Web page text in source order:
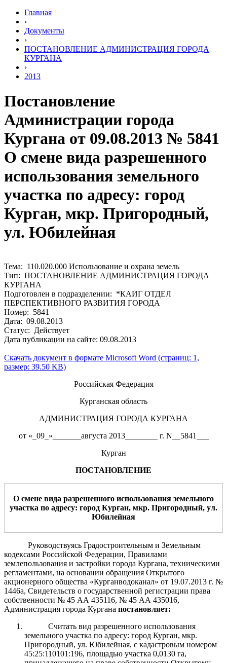
Главная
›
Документы
›
ПОСТАНОВЛЕНИЕ АДМИНИСТРАЦИЯ ГОРОДА
КУРГАНА
›
2013
Постановление
Администрации города
Кургана от 09.08.2013 № 5841
О смене вида разрешенного
использования земельного
участка по адресу: город
Курган, мкр. Пригородный,
ул. Юбилейная
Тема: 110.020.000 Использование и охрана земель
Тип: ПОСТАНОВЛЕНИЕ АДМИНИСТРАЦИЯ ГОРОДА
КУРГАНА
Подготовлен в подразделении: *КАИГ ОТДЕЛ
ПЕРСПЕКТИВНОГО РАЗВИТИЯ ГОРОДА
Номер: 5841
Дата: 09.08.2013
Статус: Действует
Дата публикации на сайте: 09.08.2013
Скачать документ в формате Microsoft Word (страниц: 1,
размер: 39.50 KB)
Российская Федерация
Курганская область
АДМИНИСТРАЦИЯ ГОРОДА КУРГАНА
от «_09_»_______августа 2013________ г. N__5841___
Курган
ПОСТАНОВЛЕНИЕ
О смене вида разрешенного использования земельного
участка по адресу: город Курган, мкр. Пригородный, ул.
Юбилейная
Руководствуясь Градостроительным и Земельным
кодексами Российской Федерации, Правилами
землепользования и застройки города Кургана, техническими
регламентами, на основании обращения Открытого
акционерного общества «Курганводоканал» от 19.07.2013 г. №
1446а, Свидетельств о государственной регистрации права
собственности № 45 АА 435116, № 45 АА 435016,
Администрация города Кургана постановляет:
Считать вид разрешенного использования
земельного участка по адресу: город Курган, мкр.
Пригородный, ул. Юбилейная, с кадастровым номером
45:25:110101:196, площадью участка 0,0130 га,